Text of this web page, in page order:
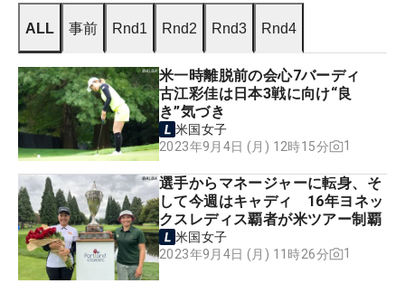
ALL 事前 Rnd1 Rnd2 Rnd3 Rnd4
米一時離脱前の会心7バーディ
古江彩佳は日本3戦に向け“良
き”気づき
米国女子
2023年9月4日 (月) 12時15分
1
選手からマネージャーに転身、そ
して今週はキャディ 16年ヨネッ
クスレディス覇者が米ツアー制覇
米国女子
2023年9月4日 (月) 11時26分
1